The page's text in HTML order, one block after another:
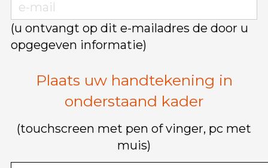
(u ontvangt op dit e-mailadres de door u
opgegeven informatie)
Plaats uw handtekening in
onderstaand kader
(touchscreen met pen of vinger, pc met
muis)